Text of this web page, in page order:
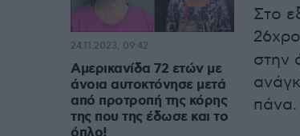
Στο
στην
πάνα.
Αμερικανίδα 72 ετών με
άνοια αυτοκτόνησε μετά
από προτροπή της κόρης
της που της έδωσε και το
24.11.2023, 09:42